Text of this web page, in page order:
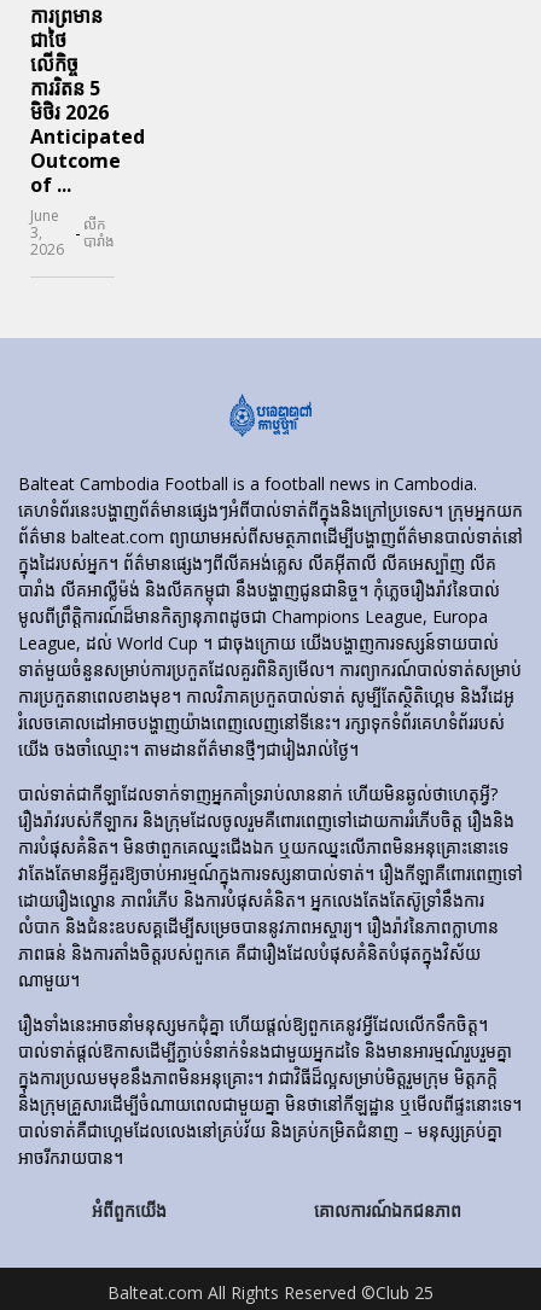
ការព្រមាន
ជាថៃ
លើកិច្ច
ការរិតន 5
មិថិរ 2026
Anticipated
Outcome
of ...
June
3,
2026
- លីក
បារាំង
Balteat Cambodia Football is a football news in Cambodia.
គេហទំព័រ​នេះ​បង្ហាញ​ព័ត៌មាន​ផ្សេងៗ​អំពី​បាល់ទាត់​ពី​ក្នុង​និង​ក្រៅ​ប្រទេស។ ក្រុមអ្នកយក
ព័ត៌មាន balteat.com ព្យាយាមអស់ពីសមត្ថភាពដើម្បីបង្ហាញព័ត៌មានបាល់ទាត់នៅ
ក្នុងដៃរបស់អ្នក។ ព័ត៌មានផ្សេងៗពីលីគអង់គ្លេស លីគអ៊ីតាលី លីគអេស្ប៉ាញ លីគ
បារាំង លីគអាល្លឺម៉ង់ និងលីគកម្ពុជា នឹងបង្ហាញជូនជានិច្ច។ កុំភ្លេចរឿងរ៉ាវនៃបាល់
មូលពីព្រឹត្តិការណ៍ដ៏មានកិត្យានុភាពដូចជា Champions League, Europa
League, ដល់ World Cup ។ ជាចុងក្រោយ យើងបង្ហាញការទស្សន៍ទាយបាល់
ទាត់មួយចំនួនសម្រាប់ការប្រកួតដែលគួរពិនិត្យមើល។ ការព្យាករណ៍បាល់ទាត់សម្រាប់
ការប្រកួតនាពេលខាងមុខ។ កាលវិភាគប្រកួតបាល់ទាត់ សូម្បីតែស្ថិតិហ្គេម និងវីដេអូ
រំលេចគោលដៅអាចបង្ហាញយ៉ាងពេញលេញនៅទីនេះ។ រក្សាទុកទំព័រគេហទំព័ររបស់
យើង ចងចាំឈ្មោះ។ តាមដានព័ត៌មានថ្មីៗជារៀងរាល់ថ្ងៃ។
បាល់ទាត់​ជា​កីឡា​ដែល​ទាក់​ទាញ​អ្នក​គាំទ្រ​រាប់​លាន​នាក់ ហើយ​មិន​ឆ្ងល់​ថា​ហេតុអ្វី?
រឿងរ៉ាវ​របស់​កីឡាករ និង​ក្រុម​ដែល​ចូលរួម​គឺ​ពោរពេញ​ទៅ​ដោយ​ការ​រំភើប​ចិត្ត រឿង​និង​
ការ​បំផុស​គំនិត។ មិនថាពួកគេឈ្នះជើងឯក ឬយកឈ្នះលើភាពមិនអនុគ្រោះនោះទេ
វាតែងតែមានអ្វីគួរឱ្យចាប់អារម្មណ៍ក្នុងការទស្សនាបាល់ទាត់។ រឿង​កីឡា​គឺ​ពោរពេញ​ទៅ​
ដោយ​រឿង​ល្ខោន ភាព​រំភើប និង​ការ​បំផុស​គំនិត។ អ្នកលេងតែងតែស៊ូទ្រាំនឹងការ
លំបាក និងជំនះឧបសគ្គដើម្បីសម្រេចបាននូវភាពអស្ចារ្យ។ រឿងរ៉ាវនៃភាពក្លាហាន
ភាពធន់ និងការតាំងចិត្តរបស់ពួកគេ គឺជារឿងដែលបំផុសគំនិតបំផុតក្នុងវិស័យ
ណាមួយ។
រឿងទាំងនេះអាចនាំមនុស្សមកជុំគ្នា ហើយផ្តល់ឱ្យពួកគេនូវអ្វីដែលលើកទឹកចិត្ត។
បាល់ទាត់ផ្តល់ឱកាសដើម្បីភ្ជាប់ទំនាក់ទំនងជាមួយអ្នកដទៃ និងមានអារម្មណ៍រួបរួមគ្នា
ក្នុងការប្រឈមមុខនឹងភាពមិនអនុគ្រោះ។ វាជាវិធីដ៏ល្អសម្រាប់មិត្តរួមក្រុម មិត្តភក្តិ
និងក្រុមគ្រួសារដើម្បីចំណាយពេលជាមួយគ្នា មិនថានៅកីឡដ្ឋាន ឬមើលពីផ្ទះនោះទេ។
បាល់ទាត់គឺជាហ្គេមដែលលេងនៅគ្រប់វ័យ និងគ្រប់កម្រិតជំនាញ – មនុស្សគ្រប់គ្នា
អាចរីករាយបាន។
អំពីពួកយើង គោលការណ៍ឯកជនភាព
Balteat.com All Rights Reserved ©Club 25